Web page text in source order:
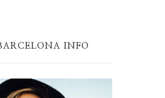
INFO